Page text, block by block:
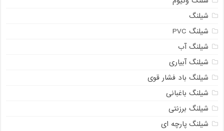
شیلنگ
شیلنگ PVC
شیلنگ آب
شیلنگ آبیاری
شیلنگ باد فشار قوی
شیلنگ باغبانی
شیلنگ برزنتی
شیلنگ پارچه‌ ای